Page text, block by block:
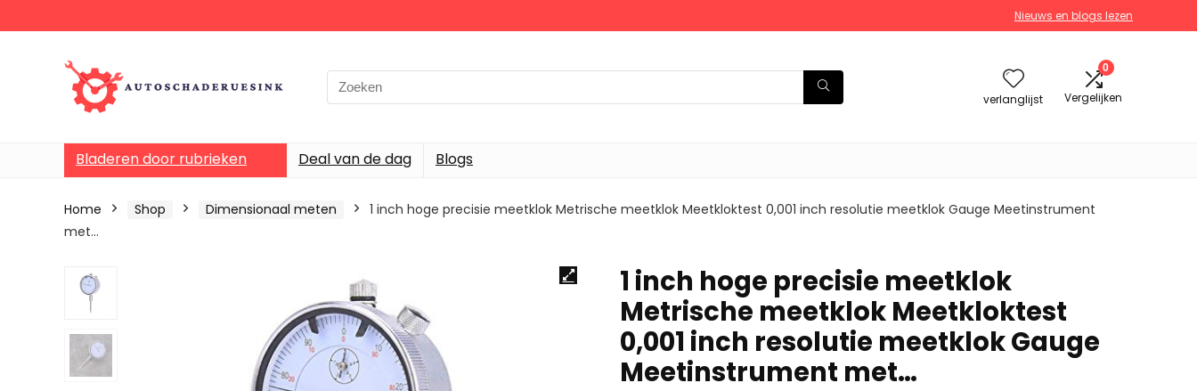
Nieuws en blogs lezen
verlanglijst
0
Vergelijken
Bladeren door rubrieken Deal van de dag Blogs
Home Shop Dimensionaal meten
1 inch hoge precisie meetklok Metrische meetklok Meetkloktest 0,001 inch resolutie meetklok Gauge Meetinstrument
met…
1 inch hoge precisie meetklok
Metrische meetklok Meetkloktest
0,001 inch resolutie meetklok Gauge
Meetinstrument met…